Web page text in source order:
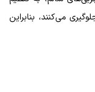
می‌کنند، بنابراین